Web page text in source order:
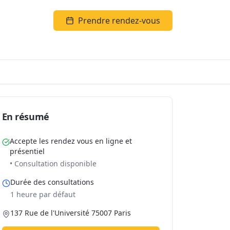
Prendre rendez-vous
En résumé
Accepte les rendez vous en ligne et
présentiel
• Consultation disponible
Durée des consultations
1 heure par défaut
137 Rue de l'Université 75007 Paris